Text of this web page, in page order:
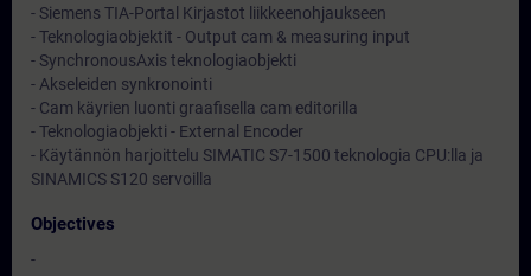
- Siemens TIA-Portal Kirjastot liikkeenohjaukseen
- Teknologiaobjektit - Output cam & measuring input
- SynchronousAxis teknologiaobjekti
- Akseleiden synkronointi
- Cam käyrien luonti graafisella cam editorilla
- Teknologiaobjekti - External Encoder
- Käytännön harjoittelu SIMATIC S7-1500 teknologia CPU:lla ja
SINAMICS S120 servoilla
Objectives
-